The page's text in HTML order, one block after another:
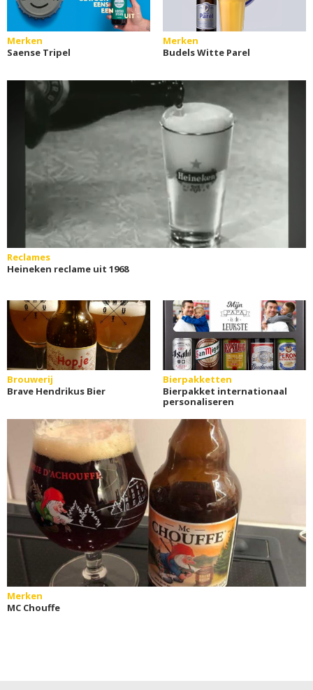
Merken
Saense Tripel
Merken
Budels Witte Parel
Reclames
Heineken reclame uit 1968
Brouwerij
Brave Hendrikus Bier
Bierpakketten
Bierpakket internationaal
personaliseren
Merken
MC Chouffe